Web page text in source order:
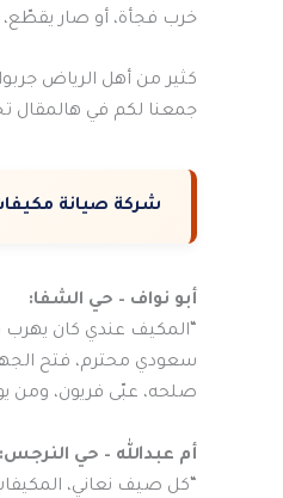
خرب فجأة، أو صار
كثير من أهل الرياض
جمعنا لكم في هالمقال
شركة صيانة
أبو نواف – حي الشفا:
“المكيف عندي كان
سعودي محترم، فتح
صلحه، عبّى فريون، ومن
أم عبدالله – حي النرجس:
“كل صيف نعاني،